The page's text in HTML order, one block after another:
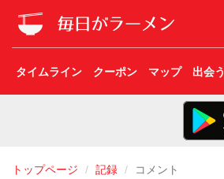
タイムライン クーポン マップ 出会う
トップページ 記録 コメント